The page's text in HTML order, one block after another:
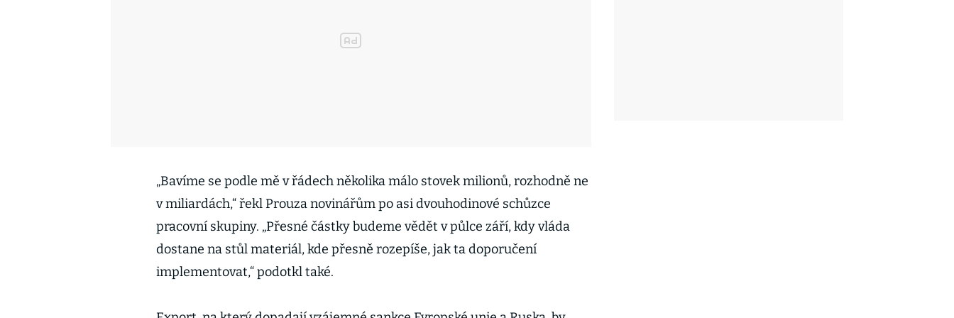
„Bavíme se podle mě v řádech několika málo stovek milionů, rozhodně ne
v miliardách,“ řekl Prouza novinářům po asi dvouhodinové schůzce
pracovní skupiny. „Přesné částky budeme vědět v půlce září, kdy vláda
dostane na stůl materiál, kde přesně rozepíše, jak ta doporučení
implementovat,“ podotkl také.